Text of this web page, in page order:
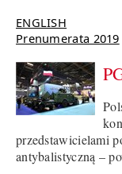
ENGLISH
Prenumerata 2019
przedstawicielami
antybalistyczną –